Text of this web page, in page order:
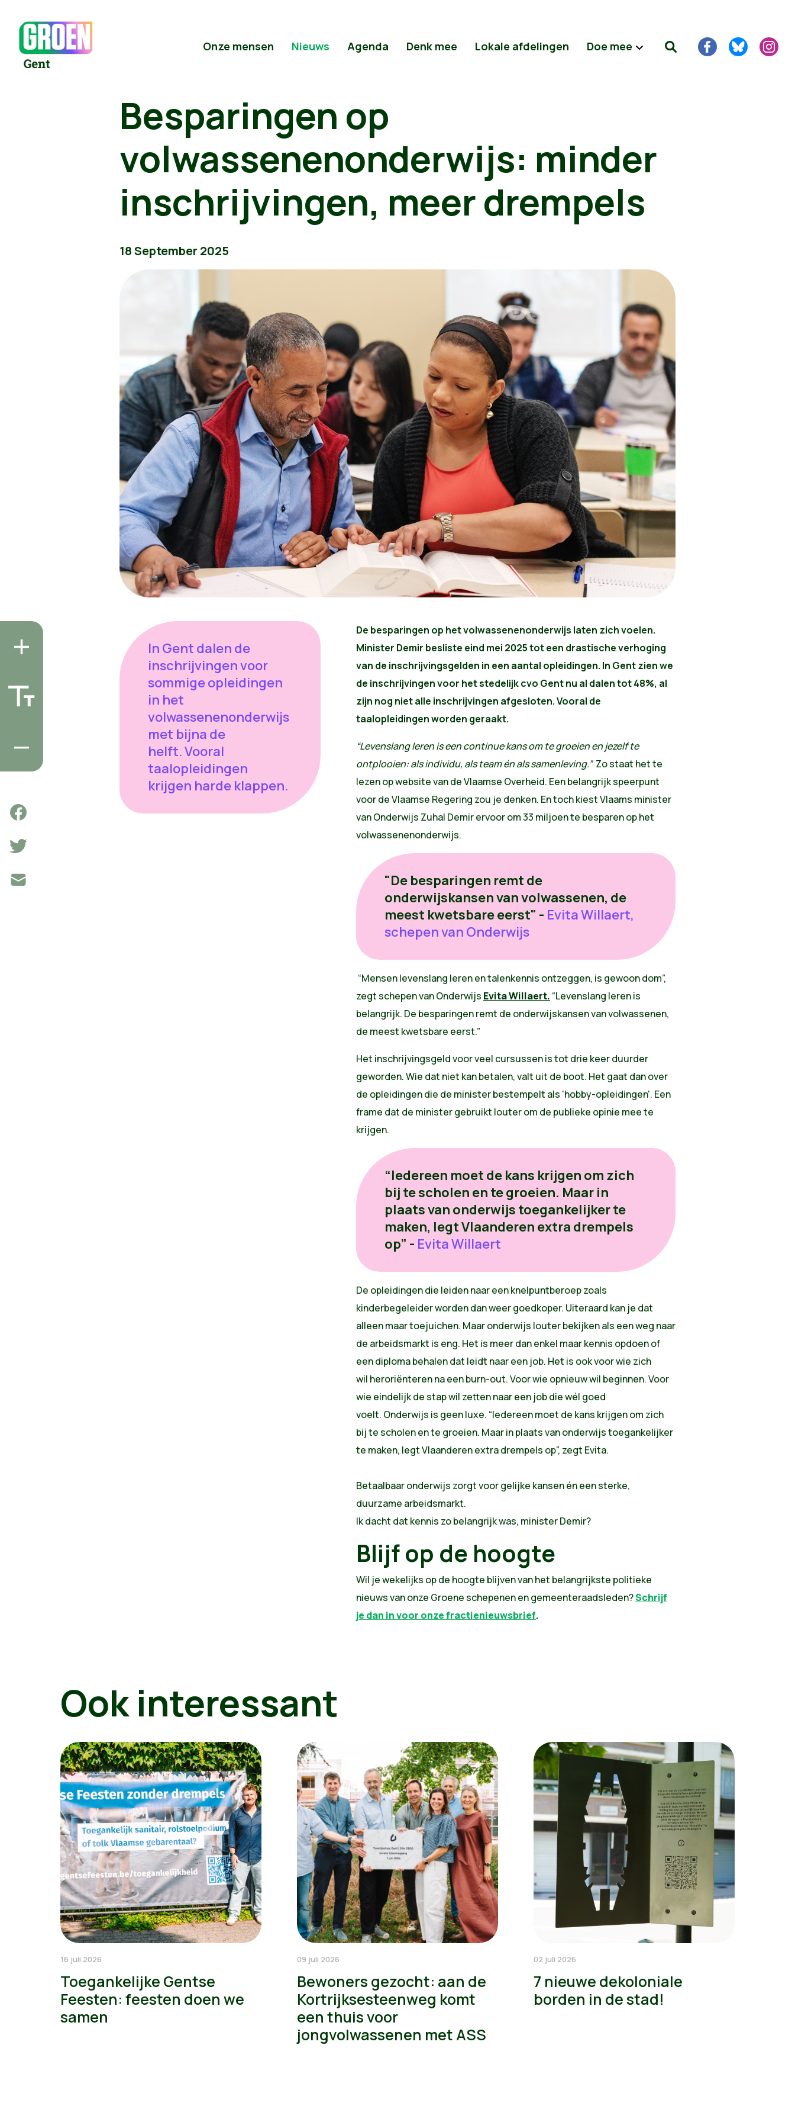
Onze mensen Nieuws Agenda Denk mee Lokale afdelingen Doe mee
Besparingen op
volwassenenonderwijs: minder
inschrijvingen, meer drempels
18 September 2025
In Gent dalen de
inschrijvingen voor
sommige opleidingen
in het
volwassenenonderwijs
met bijna de
helft. Vooral
taalopleidingen
krijgen harde klappen.
De besparingen op het volwassenenonderwijs laten zich voelen.
Minister Demir besliste eind mei 2025 tot een drastische verhoging
van de inschrijvingsgelden in een aantal opleidingen. In Gent zien we
de inschrijvingen voor het stedelijk cvo Gent nu al dalen tot 48%, al
zijn nog niet alle inschrijvingen afgesloten. Vooral de
taalopleidingen worden geraakt.
“Levenslang leren is een continue kans om te groeien en jezelf te
ontplooien: als individu, als team én als samenleving.” Zo staat het te
lezen op website van de Vlaamse Overheid. Een belangrijk speerpunt
voor de Vlaamse Regering zou je denken. En toch kiest Vlaams minister
van Onderwijs Zuhal Demir ervoor om 33 miljoen te besparen op het
volwassenenonderwijs.
"De besparingen remt de
onderwijskansen van volwassenen, de
meest kwetsbare eerst" - Evita Willaert,
schepen van Onderwijs
“Mensen levenslang leren en talenkennis ontzeggen, is gewoon dom”,
zegt schepen van Onderwijs Evita Willaert. “Levenslang leren is
belangrijk. De besparingen remt de onderwijskansen van volwassenen,
de meest kwetsbare eerst.”
Het inschrijvingsgeld voor veel cursussen is tot drie keer duurder
geworden. Wie dat niet kan betalen, valt uit de boot. Het gaat dan over
de opleidingen die de minister bestempelt als 'hobby-opleidingen'. Een
frame dat de minister gebruikt louter om de publieke opinie mee te
krijgen.
“Iedereen moet de kans krijgen om zich
bij te scholen en te groeien. Maar in
plaats van onderwijs toegankelijker te
maken, legt Vlaanderen extra drempels
op” - Evita Willaert
De opleidingen die leiden naar een knelpuntberoep zoals
kinderbegeleider worden dan weer goedkoper. Uiteraard kan je dat
alleen maar toejuichen. Maar onderwijs louter bekijken als een weg naar
de arbeidsmarkt is eng. Het is meer dan enkel maar kennis opdoen of
een diploma behalen dat leidt naar een job. Het is ook voor wie zich
wil heroriënteren na een burn-out. Voor wie opnieuw wil beginnen. Voor
wie eindelijk de stap wil zetten naar een job die wél goed
voelt. Onderwijs is geen luxe. “Iedereen moet de kans krijgen om zich
bij te scholen en te groeien. Maar in plaats van onderwijs toegankelijker
te maken, legt Vlaanderen extra drempels op”, zegt Evita.
Betaalbaar onderwijs zorgt voor gelijke kansen én een sterke,
duurzame arbeidsmarkt.
Ik dacht dat kennis zo belangrijk was, minister Demir?
Blijf op de hoogte
Wil je wekelijks op de hoogte blijven van het belangrijkste politieke
nieuws van onze Groene schepenen en gemeenteraadsleden?Schrijf
je dan in voor onze fractienieuwsbrief.
Ook interessant
16 juli 2026
Toegankelijke Gentse
Feesten: feesten doen we
samen
09 juli 2026
Bewoners gezocht: aan de
Kortrijksesteenweg komt
een thuis voor
jongvolwassenen met ASS
02 juli 2026
7 nieuwe dekoloniale
borden in de stad!